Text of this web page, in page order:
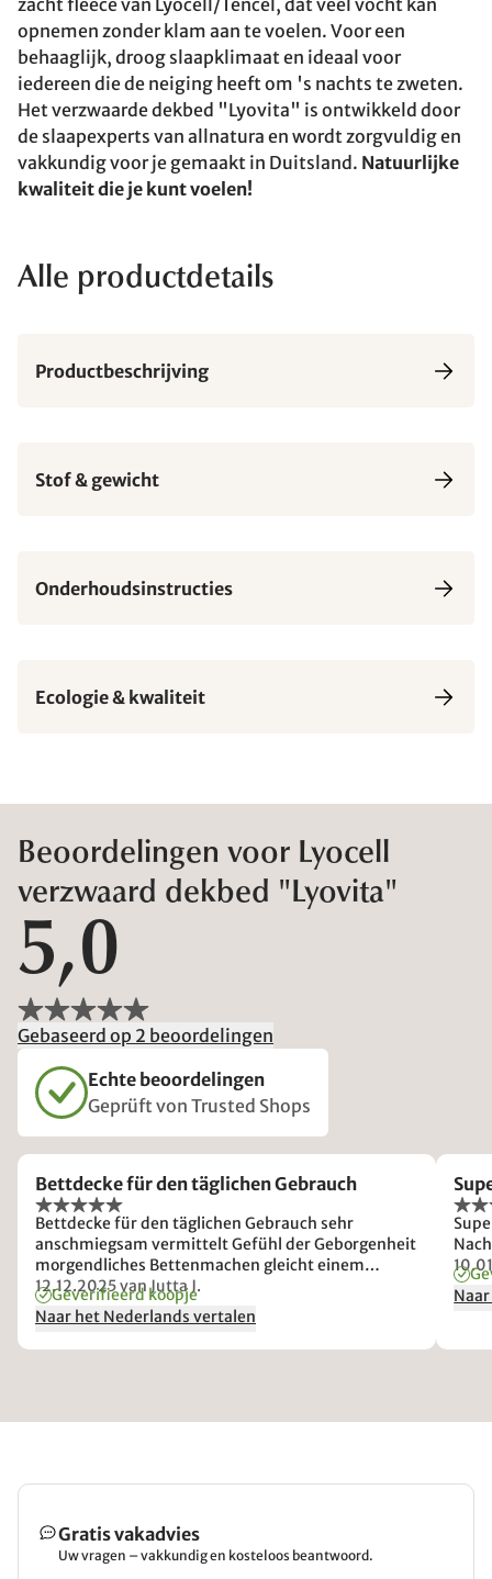
zacht fleece van Lyocell/Tencel, dat veel vocht kan
opnemen zonder klam aan te voelen. Voor een
behaaglijk, droog slaapklimaat en ideaal voor
iedereen die de neiging heeft om 's nachts te zweten.
Het verzwaarde dekbed "Lyovita" is ontwikkeld door
de slaapexperts van allnatura en wordt zorgvuldig en
vakkundig voor je gemaakt in Duitsland. Natuurlijke
kwaliteit die je kunt voelen!
Alle productdetails
Productbeschrijving
Stof & gewicht
Onderhoudsinstructies
Ecologie & kwaliteit
Beoordelingen voor Lyocell
verzwaard dekbed "Lyovita"
5,0
Gebaseerd op 2 beoordelingen
Echte beoordelingen
Geprüft von Trusted Shops
Bettdecke für den täglichen Gebrauch
Bettdecke für den täglichen Gebrauch sehr
anschmiegsam vermittelt Gefühl der Geborgenheit
morgendliches Bettenmachen gleicht einem
Krafttraining
12.12.2025van Jutta J.
Geverifieerd koopje
Naar het Nederlands vertalen
Gratis vakadvies
Uw vragen – vakkundig en kosteloos beantwoord.